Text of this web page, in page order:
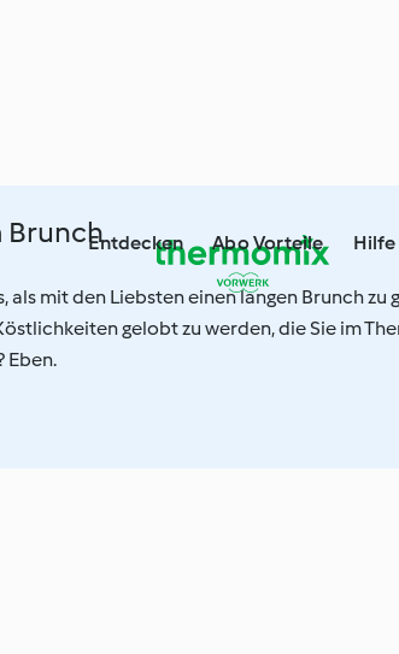
Entdecken Abo Vorteile Hilfe
Brunch
als mit den Liebsten einen langen Brunch zu
gelobt zu werden, die Sie im
Eben.